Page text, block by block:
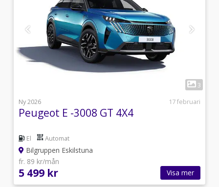
3
Ny 2026
17 februari
Peugeot E -3008 GT 4X4
El Automat
Bilgruppen Eskilstuna
fr. 89 kr/mån
5 499 kr Visa mer